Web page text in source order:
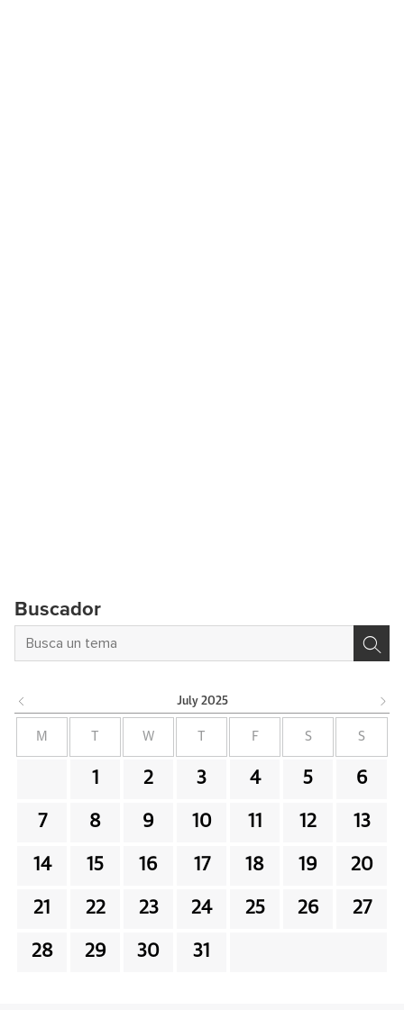
Buscador
July 2025
M W F S S
1 2 3 4 5 6
7 8 9 10 11 12 13
14 15 16 17 18 19 20
21 22 23 24 25 26 27
28 29 30 31